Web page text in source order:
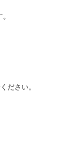
ださい。